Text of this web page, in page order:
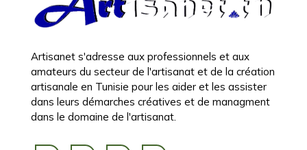
Artisanet s'adresse aux professionnels et aux
amateurs du secteur de l'artisanat et de la création
artisanale en Tunisie pour les aider et les assister
dans leurs démarches créatives et de managment
dans le domaine de l'artisanat.